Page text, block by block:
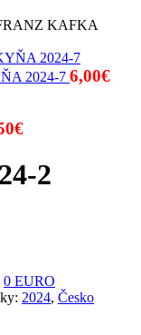
KAFKA
2024-7 6,00€
€
2
0 EURO
2024, Česko